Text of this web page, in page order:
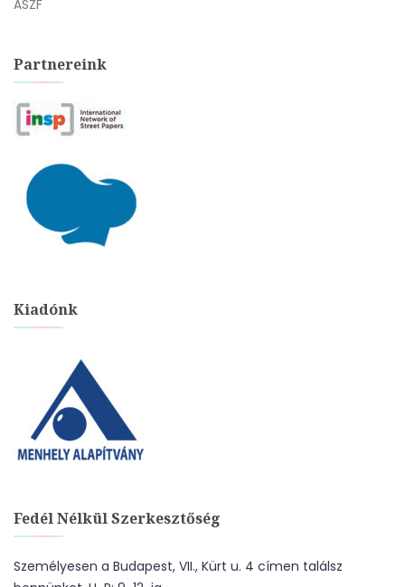
ÁSZF
Partnereink
Kiadónk
Fedél Nélkül Szerkesztőség
Személyesen a Budapest, VII., Kürt u. 4 címen találsz